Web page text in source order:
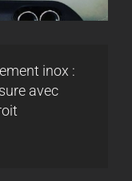
inox :
avec